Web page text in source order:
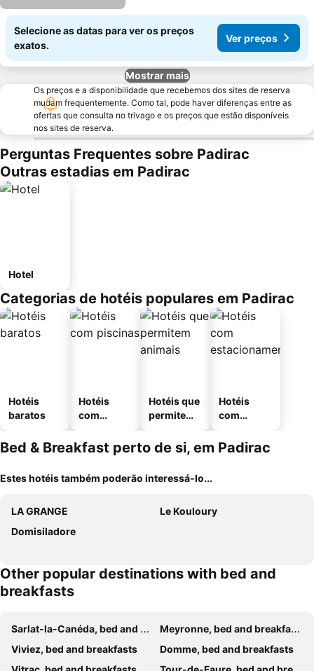
Selecione as datas para ver os preços
exatos.
Ver preços
Mostrar mais
Os preços e a disponibilidade que recebemos dos sites de reserva
mudam frequentemente. Como tal, pode haver diferenças entre as
ofertas que consulta no trivago e os preços que estão disponíveis
nos sites de reserva.
Perguntas Frequentes sobre Padirac
Outras estadias em Padirac
Hotel
Categorias de hotéis populares em Padirac
Hotéis
baratos
Hotéis
com
Hotéis que
permitem
Hotéis
com
mento
Bed & Breakfast perto de si, em Padirac
Estes hotéis também poderão interessá-lo...
LA GRANGE
Le Kouloury
Domisiladore
Other popular destinations with bed and
breakfasts
Sarlat-la-Canéda, bed and breakfasts
Meyronne, bed and breakfasts
Viviez, bed and breakfasts
Domme, bed and breakfasts